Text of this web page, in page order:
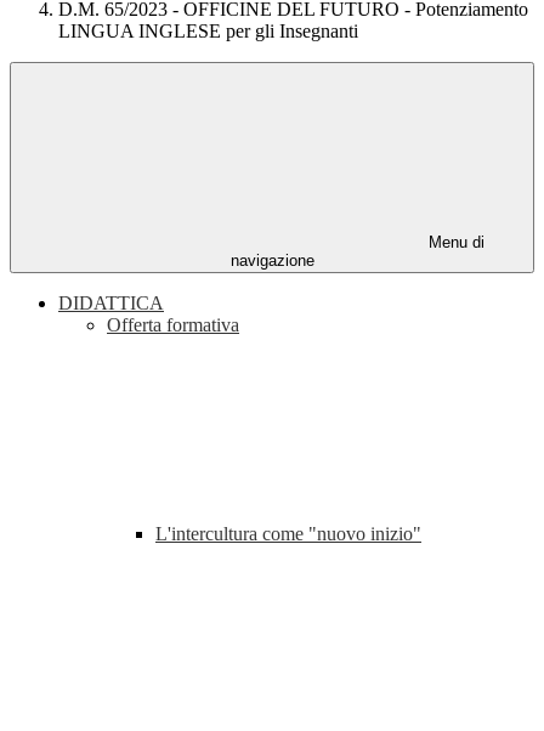
D.M. 65/2023 - OFFICINE DEL FUTURO - Potenziamento
LINGUA INGLESE per gli Insegnanti
Menu di
navigazione
DIDATTICA
Offerta formativa
L'intercultura come "nuovo inizio"